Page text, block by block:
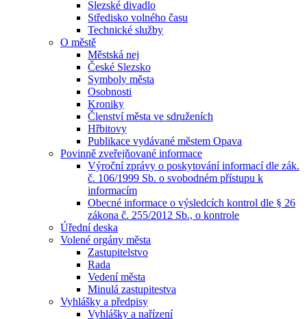
Slezské divadlo
Středisko volného času
Technické služby
O městě
Městská nej
České Slezsko
Symboly města
Osobnosti
Kroniky
Členství města ve sdruženích
Hřbitovy
Publikace vydávané městem Opava
Povinně zveřejňované informace
Výroční zprávy o poskytování informací dle zák.
č. 106/1999 Sb. o svobodném přístupu k
informacím
Obecné informace o výsledcích kontrol dle § 26
zákona č. 255/2012 Sb., o kontrole
Úřední deska
Volené orgány města
Zastupitelstvo
Rada
Vedení města
Minulá zastupitestva
Vyhlášky a předpisy
Vyhlášky a nařízení